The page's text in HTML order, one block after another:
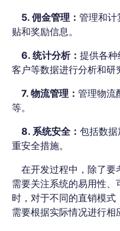
5. 佣金管理： 管理和计
贴和奖励信息。
6. 统计分析： 提供各种
客户等数据进行分析和研
7. 物流管理： 管理物流
等。
8. 系统安全： 包括数
重安全措施。
在开发过程中，除了要
需要关注系统的易用性
时，对于不同的直销模式
需要根据实际情况进行相